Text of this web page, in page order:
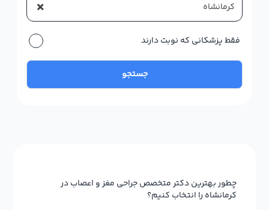
× کرمانشاه
فقط پزشکانی که نوبت دارند
جستجو
چطور بهترین دکتر متخصص جراحی مغز و اعصاب در
کرمانشاه را انتخاب کنیم؟